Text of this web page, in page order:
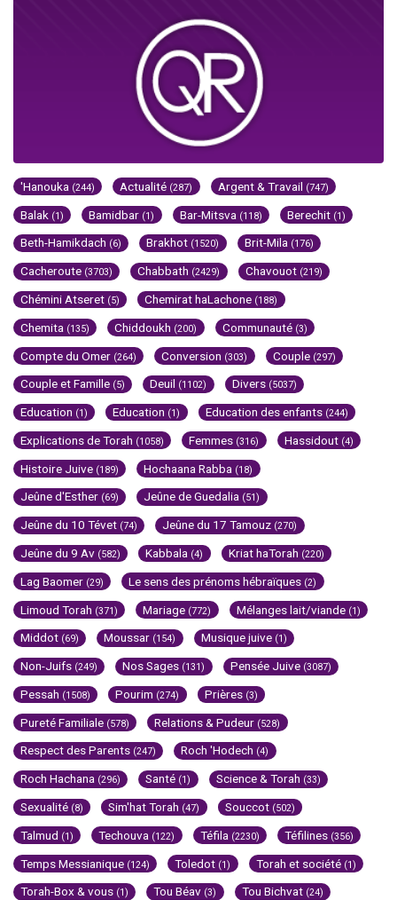
'Hanouka (244) Actualité (287) Argent & Travail (747)
Balak (1) Bamidbar (1) Bar-Mitsva (118) Berechit (1)
Beth-Hamikdach (6) Brakhot (1520) Brit-Mila (176)
Cacheroute (3703) Chabbath (2429) Chavouot (219)
Chémini Atseret (5) Chemirat haLachone (188)
Chemita (135) Chiddoukh (200) Communauté (3)
Compte du Omer (264) Conversion (303) Couple (297)
Couple et Famille (5) Deuil (1102) Divers (5037)
Education (1) Education (1) Education des enfants (244)
Explications de Torah (1058) Femmes (316) Hassidout (4)
Histoire Juive (189) Hochaana Rabba (18)
Jeûne d'Esther (69) Jeûne de Guedalia (51)
Jeûne du 10 Tévet (74) Jeûne du 17 Tamouz (270)
Jeûne du 9 Av (582) Kabbala (4) Kriat haTorah (220)
Lag Baomer (29) Le sens des prénoms hébraïques (2)
Limoud Torah (371) Mariage (772) Mélanges lait/viande (1)
Middot (69) Moussar (154) Musique juive (1)
Non-Juifs (249) Nos Sages (131) Pensée Juive (3087)
Pessah (1508) Pourim (274) Prières (3)
Pureté Familiale (578) Relations & Pudeur (528)
Respect des Parents (247) Roch 'Hodech (4)
Roch Hachana (296) Santé (1) Science & Torah (33)
Sexualité (8) Sim'hat Torah (47) Souccot (502)
Talmud (1) Techouva (122) Téfila (2230) Téfilines (356)
Temps Messianique (124) Toledot (1) Torah et société (1)
Torah-Box & vous (1) Tou Béav (3) Tou Bichvat (24)